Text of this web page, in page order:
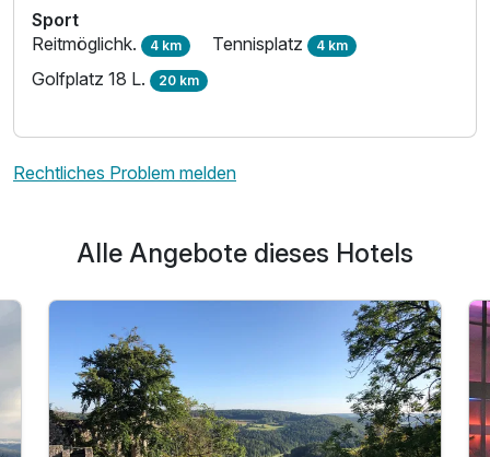
Ausstattung
Zusatznächte
Für 3 Tage p.P. ab322,00 €
1 Erwachsenen
Sport
Reitmöglichk. 4 km Tennisplatz 4 km
Golfplatz 18 L. 20 km
Rechtliches Problem melden
Alle Angebote dieses Hotels